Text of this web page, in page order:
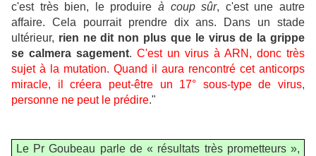
c'est très bien, le produire à coup sûr, c'est une autre
affaire. Cela pourrait prendre dix ans. Dans un stade
ultérieur, rien ne dit non plus que le virus de la grippe
se calmera sagement. C'est un virus à ARN, donc très
sujet à la mutation. Quand il aura rencontré cet anticorps
miracle, il créera peut-être un 17° sous-type de virus,
personne ne peut le prédire."
Le Pr Goubeau parle de « résultats très prometteurs »,